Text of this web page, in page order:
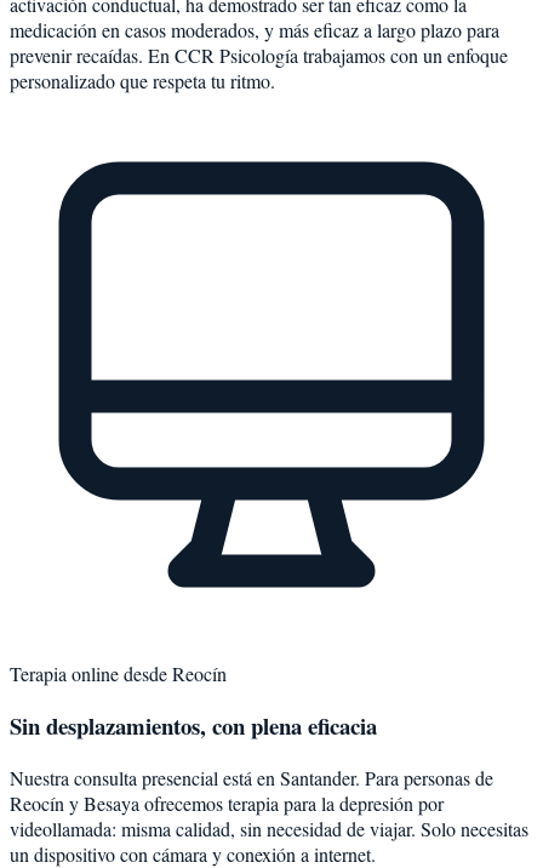
medicación en casos moderados, y más eficaz a largo plazo para
prevenir recaídas. En CCR Psicología trabajamos con un enfoque
personalizado que respeta tu ritmo.
Terapia online desdeReocín
Sin desplazamientos, con plena eficacia
Nuestra consulta presencial está en Santander. Para personas de
Reocín yBesaya ofrecemos terapia para la depresión por
videollamada: misma calidad, sin necesidad de viajar. Solo necesitas
un dispositivo con cámara y conexión a internet.